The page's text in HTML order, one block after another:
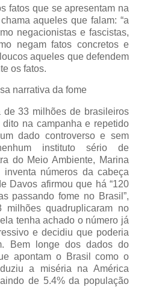
fatos que se apresentam na
aqueles que falam: “a
negacionistas e fascistas,
negam fatos concretos e
aqueles que defendem
os fatos.
narrativa da fome
de 33 milhões de brasileiros
na campanha e repetido
dado controverso e sem
instituto sério de
do Meio Ambiente, Marina
números da cabeça
Davos afirmou que há “120
passando fome no Brasil”,
quadruplicaram no
tenha achado o número já
e decidiu que poderia
Bem longe dos dados do
apontam o Brasil como o
a miséria na América
de 5.4% da população